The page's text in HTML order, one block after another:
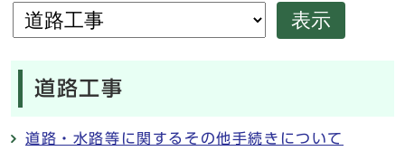
表示
道路工事
道路・水路等に関するその他手続きについて